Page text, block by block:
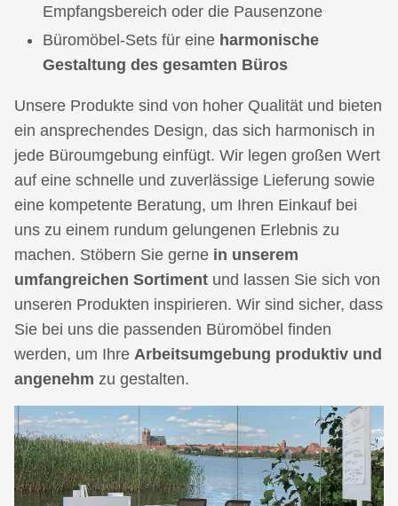
Empfangsbereich oder die Pausenzone
Büromöbel-Sets für eine harmonische
Gestaltung des gesamten Büros
Unsere Produkte sind von hoher Qualität und bieten
ein ansprechendes Design, das sich harmonisch in
jede Büroumgebung einfügt. Wir legen großen Wert
auf eine schnelle und zuverlässige Lieferung sowie
eine kompetente Beratung, um Ihren Einkauf bei
uns zu einem rundum gelungenen Erlebnis zu
machen. Stöbern Sie gerne in unserem
umfangreichen Sortiment und lassen Sie sich von
unseren Produkten inspirieren. Wir sind sicher, dass
Sie bei uns die passenden Büromöbel finden
werden, um Ihre Arbeitsumgebung produktiv und
angenehm zu gestalten.